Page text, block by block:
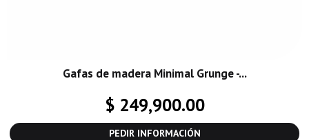
Gafas de madera Minimal Grunge -...
$ 249,900.00
PEDIR INFORMACIÓN